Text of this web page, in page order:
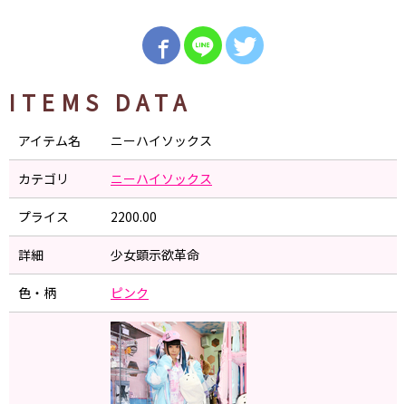
ITEMS DATA
アイテム名 ニーハイソックス
カテゴリ ニーハイソックス
プライス 2200.00
詳細 少女顕示欲革命
色・柄 ピンク